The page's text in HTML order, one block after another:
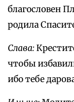
благословен
родила
Слава:
чтобы
ибо тебе